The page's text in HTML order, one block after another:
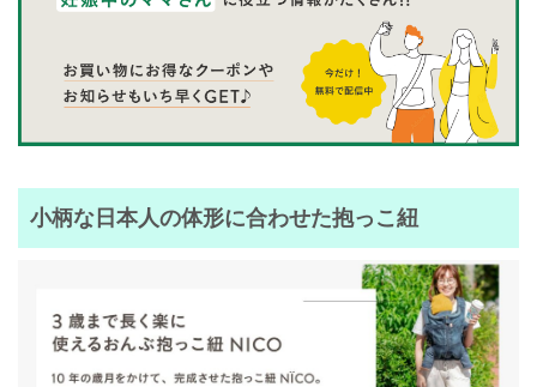
小柄な日本人の体形に合わせた抱っこ紐